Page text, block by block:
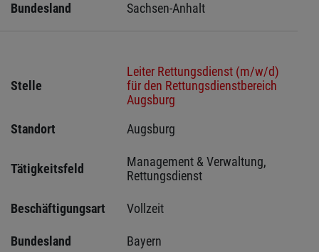
Bundesland Sachsen-Anhalt
Stelle
Leiter Rettungsdienst (m/w/d)
für den Rettungsdienstbereich
Augsburg
Standort
Augsburg
Tätigkeitsfeld
Management & Verwaltung,
Rettungsdienst
Beschäftigungsart Vollzeit
Bundesland Bayern